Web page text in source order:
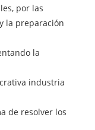
por las
la preparación
la
industria
de resolver los